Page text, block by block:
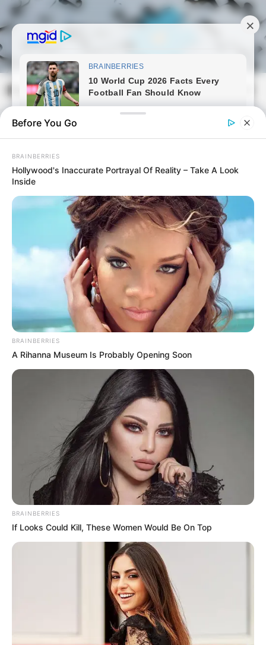
Skip
to
content
Magyarmozaik.com
in
Friss hírek
Magyar Péter édesapja kemény
üzenetet küldött, miutána fiát
megválasztották
May 11, 2026
Before You Go
BRAINBERRIES
Hollywood's Inaccurate Portrayal Of Reality – Take A Look
Inside
BRAINBERRIES
A Rihanna Museum Is Probably Opening Soon
BRAINBERRIES
If Looks Could Kill, These Women Would Be On Top